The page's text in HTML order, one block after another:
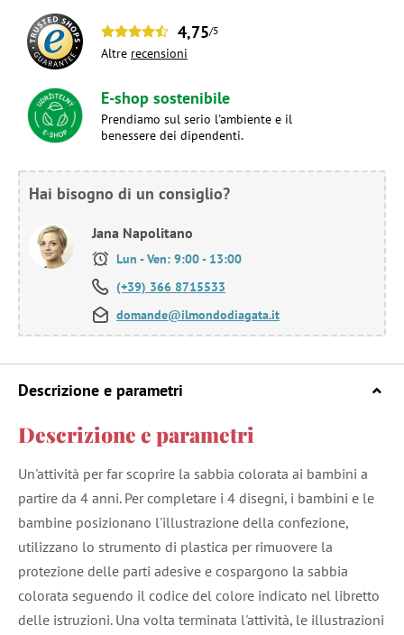
4,75/5
Altre recensioni
E-shop sostenibile
Prendiamo sul serio l'ambiente e il
benessere dei dipendenti.
Hai bisogno di un consiglio?
Jana Napolitano
Lun - Ven: 9:00 - 13:00
(+39) 366 8715533
domande@ilmondodiagata.it
Descrizione e parametri
Descrizione e parametri
Un'attività per far scoprire la sabbia colorata ai bambini a
partire da 4 anni. Per completare i 4 disegni, i bambini e le
bambine posizionano l'illustrazione della confezione,
utilizzano lo strumento di plastica per rimuovere la
protezione delle parti adesive e cospargono la sabbia
colorata seguendo il codice del colore indicato nel libretto
delle istruzioni. Una volta terminata l'attività, le illustrazioni